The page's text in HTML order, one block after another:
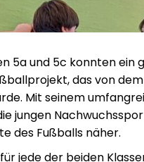
5a und 5c konnten ein
das von
Mit seinem
jungen
des Fußballs näher.
jede der beiden